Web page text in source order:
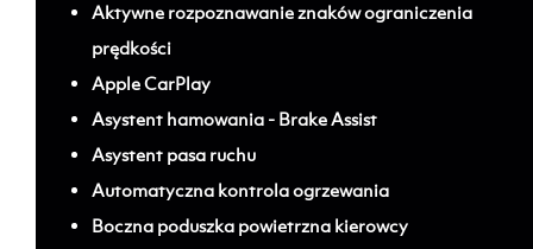
Aktywne rozpoznawanie znaków ograniczenia
prędkości
Apple CarPlay
Asystent hamowania - Brake Assist
Asystent pasa ruchu
Automatyczna kontrola ogrzewania
Boczna poduszka powietrzna kierowcy